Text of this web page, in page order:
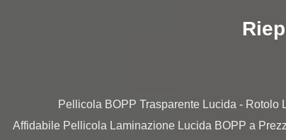
Affidabile Pellicola Laminazione Lucida BOPP a